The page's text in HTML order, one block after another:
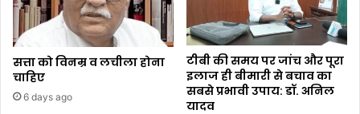
सत्ता को विनम्र व लचीला होना
चाहिए
6 days ago
टीबी की समय पर जांच और पूरा
इलाज ही बीमारी से बचाव का
सबसे प्रभावी उपाय: डॉ. अनिल
यादव